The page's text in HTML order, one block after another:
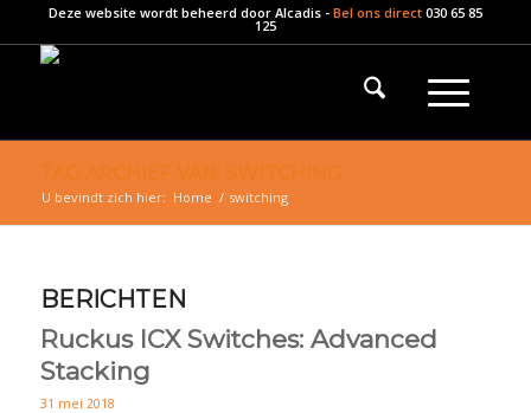
Deze website wordt beheerd door Alcadis- Bel ons direct 030 65 85
125
U bevindt zich hier: Home / switching
BERICHTEN
Ruckus ICX Switches: Advanced
Stacking
31 mei 2018